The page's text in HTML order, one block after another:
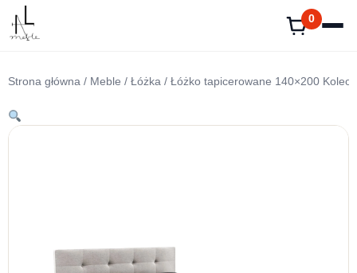
Przejdź
treści
0
Strona główna / Meble / Łóżka / Łóżko tapicerowane 140×200